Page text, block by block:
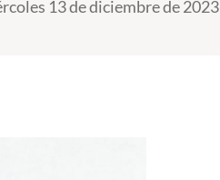
13 de diciembre de 2023